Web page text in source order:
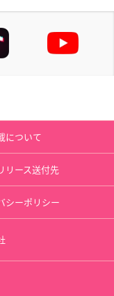
について
リース送付先
シーポリシー